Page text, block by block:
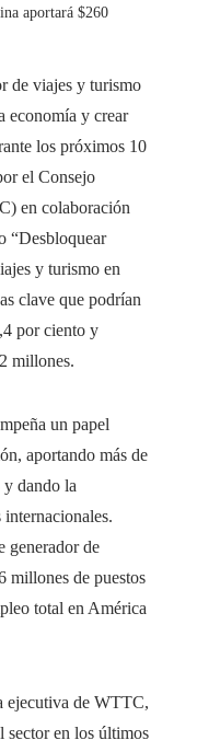
aportará $260
de viajes y turismo
economía y crear
los próximos 10
el Consejo
en colaboración
“Desbloquear
y turismo en
clave que podrían
por ciento y
millones.
un papel
aportando más de
dando la
generador de
millones de puestos
total en América
ejecutiva de WTTC,
sector en los últimos